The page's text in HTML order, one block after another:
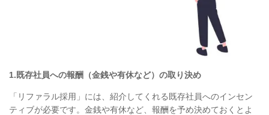
1.既存社員への報酬（金銭や有休など）の取り決め
「リファラル採用」には、紹介してくれる既存社員へのインセン
ティブが必要です。金銭や有休など、報酬を予め決めておくとよ